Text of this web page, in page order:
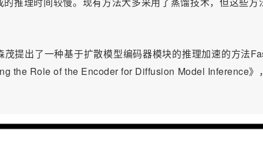
提出了一种基于扩散模型编码器模块的推理加速的方法
the Role of the Encoder for Diffusion Model Inference》